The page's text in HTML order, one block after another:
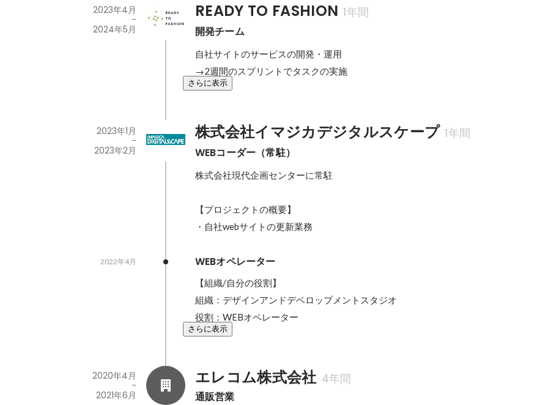
READY TO FASHION 1年間
開発チーム
2023年4月
-
2024年5月
自社サイトのサービスの開発・運用
→2週間のスプリントでタスクの実施
さらに表示
株式会社イマジカデジタルスケープ 1年間
WEBコーダー（常駐）
2023年1月
-
2023年2月
株式会社現代企画センターに常駐
【プロジェクトの概要】
・自社webサイトの更新業務
WEBオペレーター
2022年4月
【組織/自分の役割】
組織：デザインアンドデベロップメントスタジオ
役割：WEBオペレーター
さらに表示
エレコム株式会社 4年間
通販営業
2020年4月
-
2021年6月